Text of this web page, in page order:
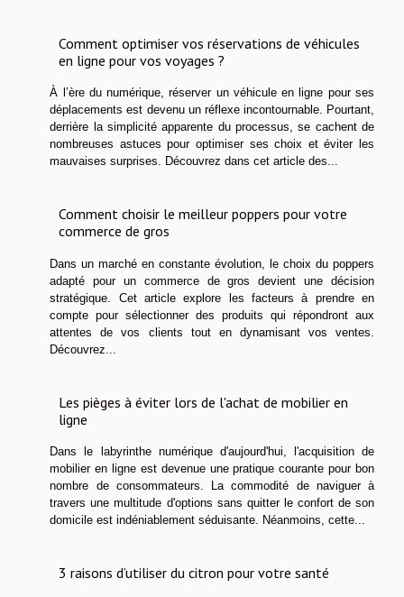
Comment optimiser vos réservations de véhicules
en ligne pour vos voyages ?
À l’ère du numérique, réserver un véhicule en ligne pour ses
déplacements est devenu un réflexe incontournable. Pourtant,
derrière la simplicité apparente du processus, se cachent de
nombreuses astuces pour optimiser ses choix et éviter les
mauvaises surprises. Découvrez dans cet article des...
Comment choisir le meilleur poppers pour votre
commerce de gros
Dans un marché en constante évolution, le choix du poppers
adapté pour un commerce de gros devient une décision
stratégique. Cet article explore les facteurs à prendre en
compte pour sélectionner des produits qui répondront aux
attentes de vos clients tout en dynamisant vos ventes.
Découvrez...
Les pièges à éviter lors de l'achat de mobilier en
ligne
Dans le labyrinthe numérique d'aujourd'hui, l'acquisition de
mobilier en ligne est devenue une pratique courante pour bon
nombre de consommateurs. La commodité de naviguer à
travers une multitude d'options sans quitter le confort de son
domicile est indéniablement séduisante. Néanmoins, cette...
3 raisons d’utiliser du citron pour votre santé